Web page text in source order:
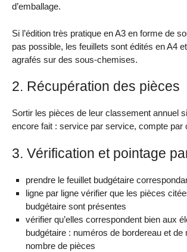
d’emballage.
Si l’édition très pratique en A3 en forme de
pas possible, les feuillets sont édités en A4
agrafés sur des sous-chemises.
2. Récupération des pièces
Sortir les pièces de leur classement annuel
encore fait : service par service, compte par
3. Vérification et pointage
prendre le feuillet budgétaire
ligne par ligne vérifier que les pièces
budgétaire sont présentes
vérifier qu’elles correspondent bien aux
budgétaire : numéros de bordereau et de
nombre de pièces